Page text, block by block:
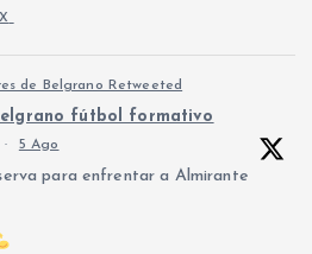
X
de Belgrano Retweeted
fútbol formativo
· 5 Ago
para enfrentar a Almirante